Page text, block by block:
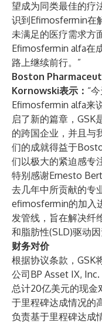
望成为同类最佳的疗
识到Efimosfermin在
未满足的医疗需求方
Efimosfermin alfa在
路上继续前行。”
Boston
Kornowski表示： “
Efimosfermin alfa来
启了新的篇章，GSK
的跨国企业，并且与
们的成就得益于
们以极大的紧迫感专
特别感谢Ernesto
去几年中所贡献的专
efimosfermin的加入
发管线，旨在解决纤
和脂肪性(SLD)驱动因
财务对价
根据协议条款，GSK
公司BP Asset IX,
总计20亿美元的现金
于里程碑达成情况的
负责基于里程碑达成